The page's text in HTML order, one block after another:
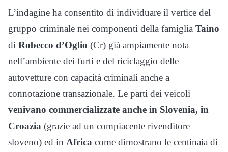
L’indagine ha consentito di individuare il vertice del
gruppo criminale nei componenti della famiglia Taino
di Robecco d’Oglio (Cr) già ampiamente nota
nell’ambiente dei furti e del riciclaggio delle
autovetture con capacità criminali anche a
connotazione transazionale. Le parti dei veicoli
venivano commercializzate anche in Slovenia, in
Croazia (grazie ad un compiacente rivenditore
sloveno) ed in Africa come dimostrano le centinaia di